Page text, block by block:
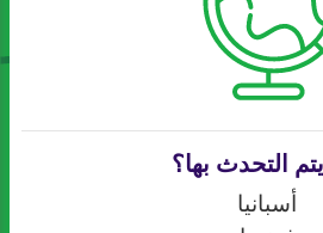
يتم التحدث بها؟
أسبانيا